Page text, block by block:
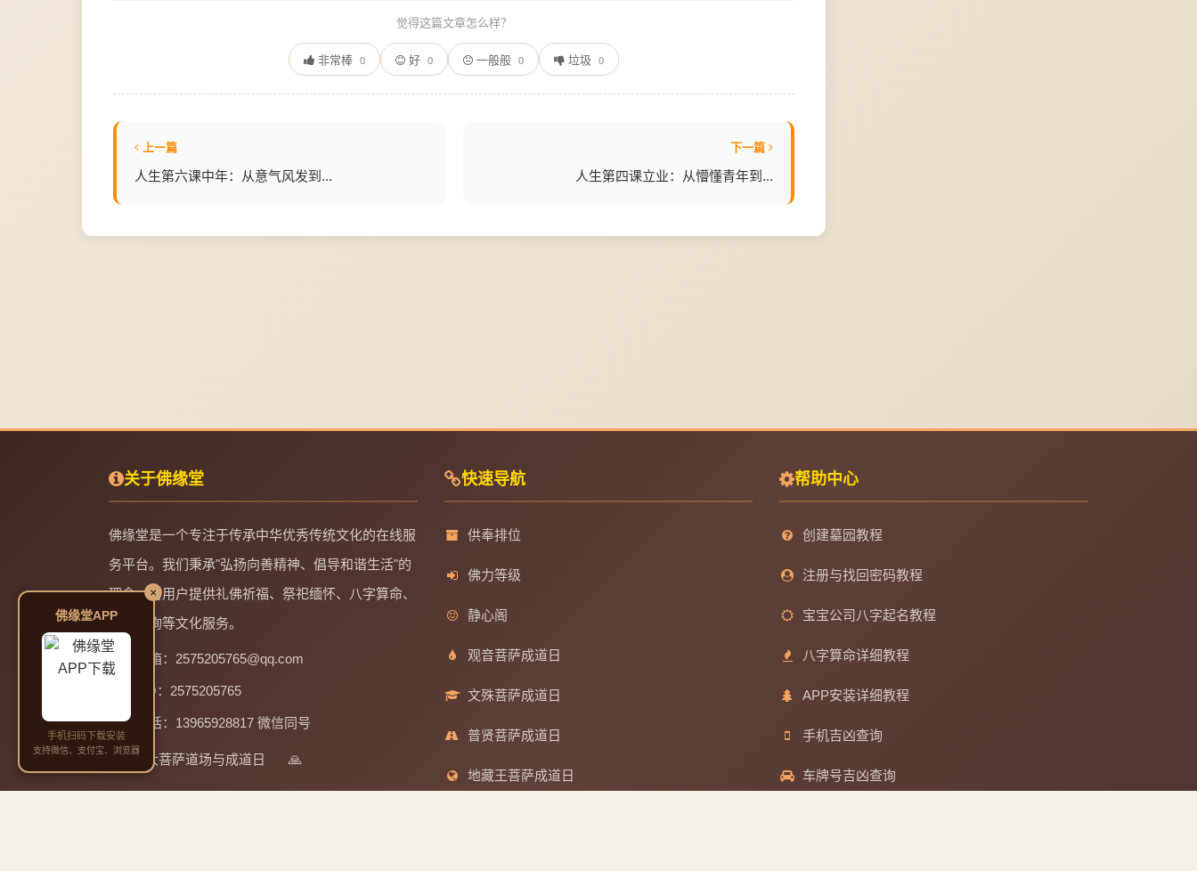
觉得这篇文章怎么样？
非常棒 0 好 0 一般般 0 垃圾 0
上一篇
人生第六课中年：从意气风发到...
下一篇
人生第四课立业：从懵懂青年到...
关于佛缘堂
佛缘堂是一个专注于传承中华优秀传统文化的在线服
务平台。我们秉承"弘扬向善精神、倡导和谐生活"的
理念，为用户提供礼佛祈福、祭祀缅怀、八字算命、
起名咨询等文化服务。
邮箱：2575205765@qq.com
QQ：2575205765
电话：13965928817 微信同号
四大菩萨道场与成道日 🙏
快速导航
供奉排位
佛力等级
静心阁
观音菩萨成道日
文殊菩萨成道日
普贤菩萨成道日
地藏王菩萨成道日
帮助中心
创建墓园教程
注册与找回密码教程
宝宝公司八字起名教程
八字算命详细教程
APP安装详细教程
手机吉凶查询
车牌号吉凶查询
佛缘堂APP
手机扫码下载安装
支持微信、支付宝、浏览器
×